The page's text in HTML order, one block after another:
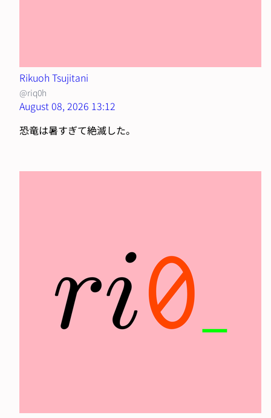
Rikuoh Tsujitani
@riq0h
August 08, 2026 13:12
恐竜は暑すぎて絶滅した。